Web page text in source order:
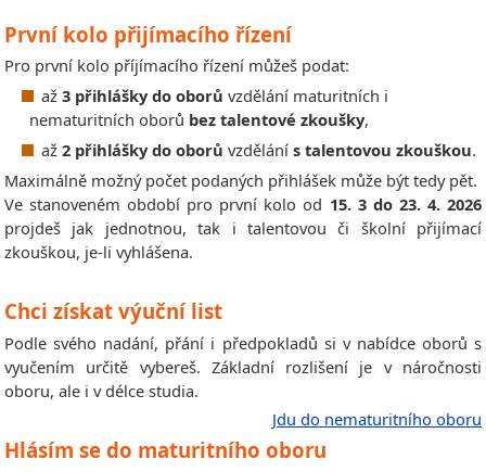
První kolo přijímacího řízení
Pro první kolo příjímacího řízení můžeš podat:
až 3 přihlášky do oborů vzdělání maturitních i
nematuritních oborů bez talentové zkoušky,
až 2 přihlášky do oborů vzdělání s talentovou zkouškou.
Maximálně možný počet podaných přihlášek může být tedy pět.
Ve stanoveném období pro první kolo od 15. 3 do 23. 4. 2026
projdeš jak jednotnou, tak i talentovou či školní přijímací
zkouškou, je-li vyhlášena.
Chci získat výuční list
Podle svého nadání, přání i předpokladů si v nabídce oborů s
vyučením určitě vybereš. Základní rozlišení je v náročnosti
oboru, ale i v délce studia.
Jdu do nematuritního oboru
Hlásím se do maturitního oboru